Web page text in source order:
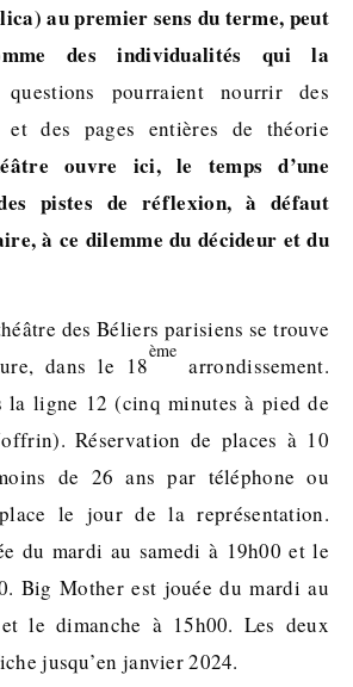
au premier sens du terme, peut
des individualités qui la
questions pourraient nourrir des
et des pages entières de théorie
ouvre ici, le temps d’une
pistes de réflexion, à défaut
à ce dilemme du décideur et du
des Béliers parisiens se trouve
dans le 18
ème
arrondissement.
la ligne 12 (cinq minutes à pied de
Réservation de places à 10
de 26 ans par téléphone ou
le jour de la représentation.
du mardi au samedi à 19h00 et le
Big Mother est jouée du mardi au
le dimanche à 15h00. Les deux
jusqu’en janvier 2024.